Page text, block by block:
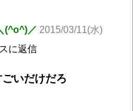
(^o^)／ 2015/03/11(水)
に返信
いだけだろ